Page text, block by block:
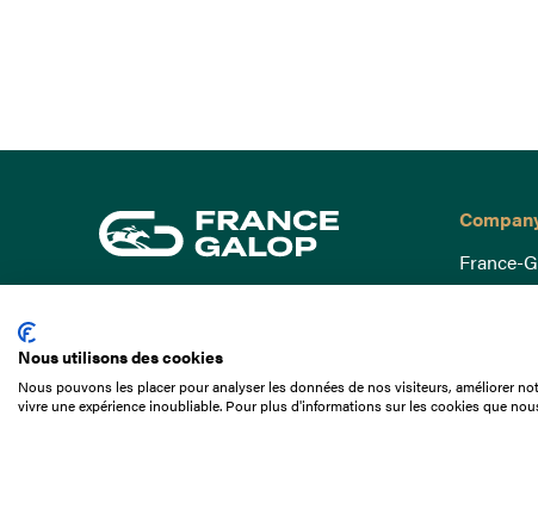
+33 1 49 10 20 29
France-
Nous utilisons des cookies
Nous pouvons les placer pour analyser les données de nos visiteurs, améliorer
vivre une expérience inoubliable. Pour plus d'informations sur les cookies que